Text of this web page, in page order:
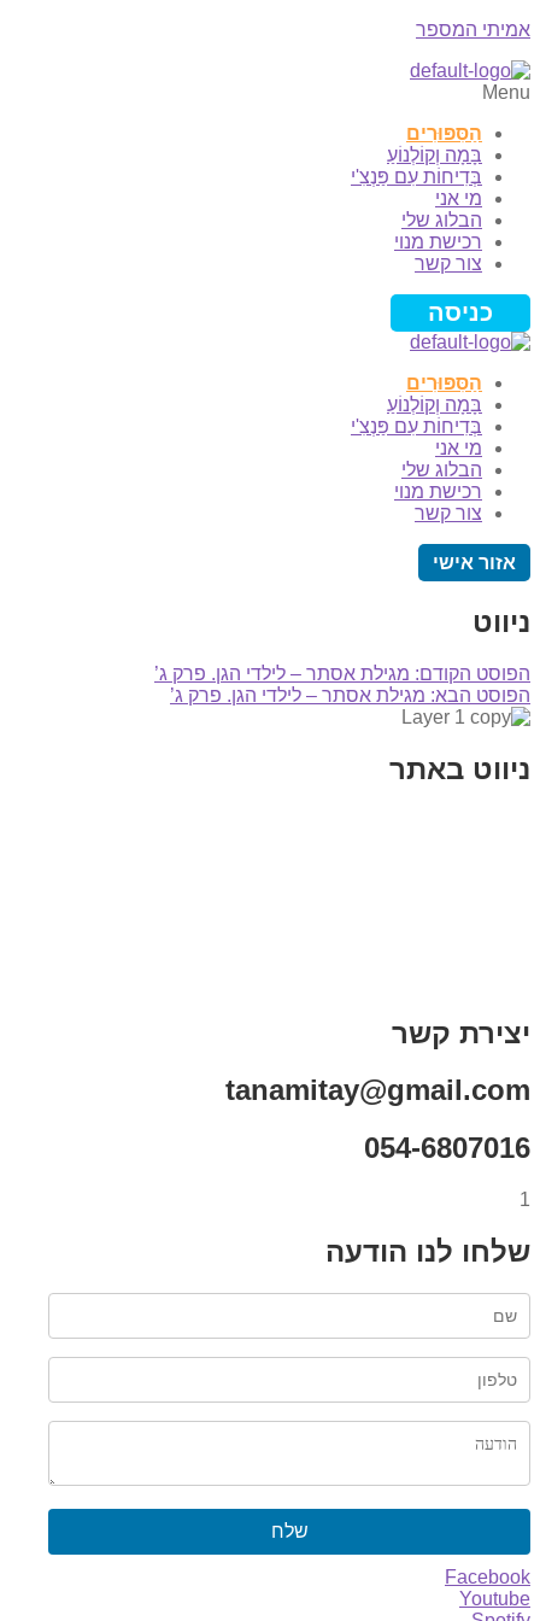
אמיתי המספר
Menu
הַסִּפּוּרִים
בָּמָה וְקוֹלְנוֹעַ
בְּדִיחוֹת עִם פַּנְצִ'י
מי אני
הבלוג שלי
רכישת מנוי
צור קשר
כניסה
הַסִּפּוּרִים
בָּמָה וְקוֹלְנוֹעַ
בְּדִיחוֹת עִם פַּנְצִ'י
מי אני
הבלוג שלי
רכישת מנוי
צור קשר
אזור אישי
ניווט
הפוסט הקודם: מגילת אסתר – לילדי הגן. פרק ג’
הפוסט הבא: מגילת אסתר – לילדי הגן. פרק ג’
ניווט באתר
יצירת קשר
tanamitay@gmail.com
054-6807016
1
שלחו לנו הודעה
שלח
Facebook
Youtube